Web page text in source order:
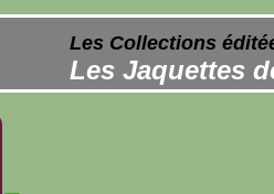
Les Collections
Les Jaquettes